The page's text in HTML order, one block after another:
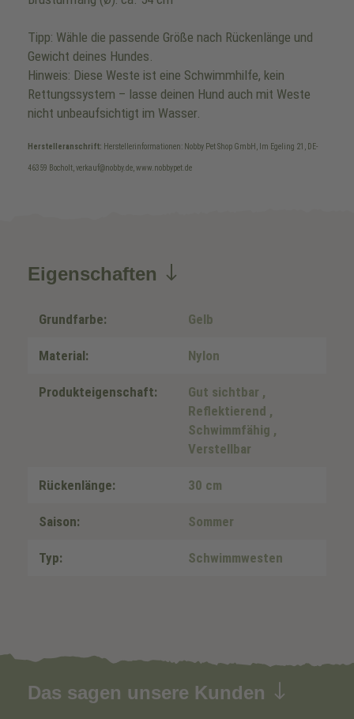
Tipp: Wähle die passende Größe nach Rückenlänge und
Gewicht deines Hundes.
Hinweis: Diese Weste ist eine Schwimmhilfe, kein
Rettungssystem – lasse deinen Hund auch mit Weste
nicht unbeaufsichtigt im Wasser.
Herstelleranschrift: Herstellerinformationen: Nobby Pet Shop GmbH, Im Egeling 21, DE-
46359 Bocholt, verkauf@nobby.de, www.nobbypet.de
Eigenschaften
Grundfarbe: Gelb
Material: Nylon
Produkteigenschaft: Gut sichtbar ,
Reflektierend ,
Schwimmfähig ,
Verstellbar
Rückenlänge: 30 cm
Saison: Sommer
Typ: Schwimmwesten
Das sagen unsere Kunden